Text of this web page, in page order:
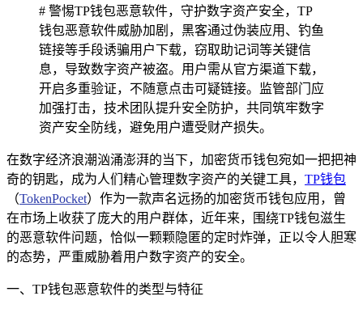
# 警惕TP钱包恶意软件，守护数字资产安全，TP
钱包恶意软件威胁加剧，黑客通过伪装应用、钓鱼
链接等手段诱骗用户下载，窃取助记词等关键信
息，导致数字资产被盗。用户需从官方渠道下载，
开启多重验证，不随意点击可疑链接。监管部门应
加强打击，技术团队提升安全防护，共同筑牢数字
资产安全防线，避免用户遭受财产损失。
在数字经济浪潮汹涌澎湃的当下，加密货币钱包宛如一把把神
奇的钥匙，成为人们精心管理数字资产的关键工具， TP钱包
（TokenPocket）作为一款声名远扬的加密货币钱包应用，曾
在市场上收获了庞大的用户群体，近年来，围绕TP钱包滋生
的恶意软件问题，恰似一颗颗隐匿的定时炸弹，正以令人胆寒
的态势，严重威胁着用户数字资产的安全。
一、TP钱包恶意软件的类型与特征